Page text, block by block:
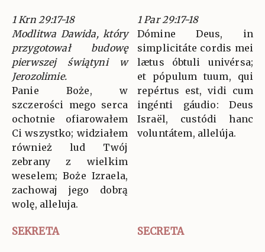
1 Krn 29:17-18
Modlitwa Dawida, który
przygotował budowę
pierwszej świątyni w
Jerozolimie.
Panie Boże, w
szczerości mego serca
ochotnie ofiarowałem
Ci wszystko; widziałem
również lud Twój
zebrany z wielkim
weselem; Boże Izraela,
zachowaj jego dobrą
wolę, alleluja.
1 Par 29:17-18
Dómine Deus, in
simplicitáte cordis mei
lætus óbtuli univérsa;
et pópulum tuum, qui
repértus est, vidi cum
ingénti gáudio: Deus
Israël, custódi hanc
voluntátem, allelúja.
SEKRETA SECRETA